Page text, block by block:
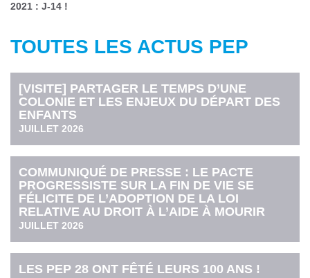
2021 : J-14 !
TOUTES LES ACTUS PEP
[VISITE] PARTAGER LE TEMPS D’UNE
COLONIE ET LES ENJEUX DU DÉPART DES
ENFANTS
JUILLET 2026
COMMUNIQUÉ DE PRESSE : LE PACTE
PROGRESSISTE SUR LA FIN DE VIE SE
FÉLICITE DE L’ADOPTION DE LA LOI
RELATIVE AU DROIT À L’AIDE À MOURIR
JUILLET 2026
LES PEP 28 ONT FÊTÉ LEURS 100 ANS !